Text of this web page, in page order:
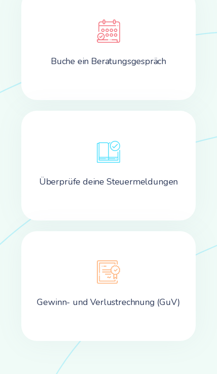
Buche ein Beratungsgespräch
Überprüfe deine Steuermeldungen
Gewinn- und Verlustrechnung (GuV)